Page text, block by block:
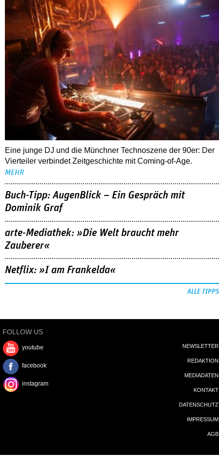
Eine junge DJ und die Münchner Technoszene der 90er: Der
Vierteiler verbindet Zeitgeschichte mit Coming-of-Age.
Buch-Tipp: AugenBlick – Ein Gespräch mit
Dominik Graf
arte-Mediathek: »Die Welt braucht mehr
Zauberer«
Netflix: »I am Frankelda«
FOLLOW US
youtube
IMPRESSUM
AGB